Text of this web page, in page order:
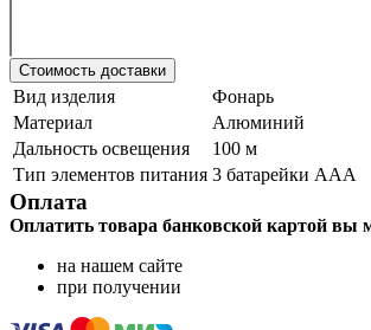
Стоимость доставки
Вид изделия
Фонарь
Материал
Алюминий
Дальность освещения
100 м
Тип элементов питания 3 батарейки ААА
Оплата
Оплатить товара банковской картой вы
на нашем сайте
при получении